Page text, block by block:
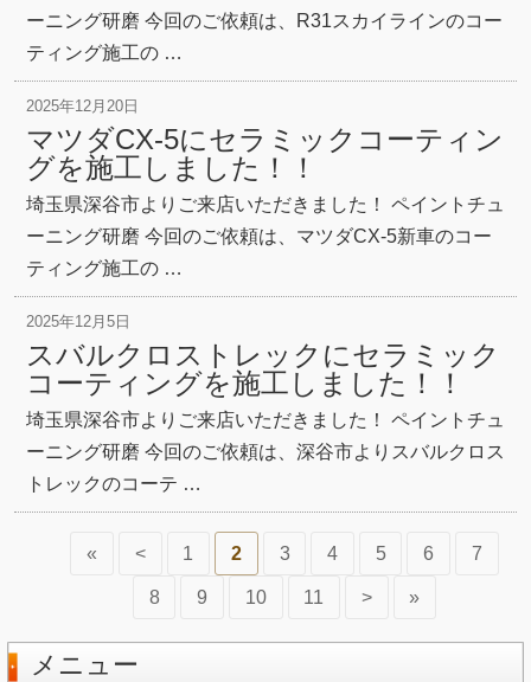
ーニング研磨 今回のご依頼は、R31スカイラインのコー
ティング施工の …
2025年12月20日
マツダCX-5にセラミックコーティン
グを施工しました！！
埼玉県深谷市よりご来店いただきました！ ペイントチュ
ーニング研磨 今回のご依頼は、マツダCX-5新車のコー
ティング施工の …
2025年12月5日
スバルクロストレックにセラミック
コーティングを施工しました！！
埼玉県深谷市よりご来店いただきました！ ペイントチュ
ーニング研磨 今回のご依頼は、深谷市よりスバルクロス
トレックのコーテ …
« < 1 2 3 4 5 6 7
8 9 10 11 > »
メニュー